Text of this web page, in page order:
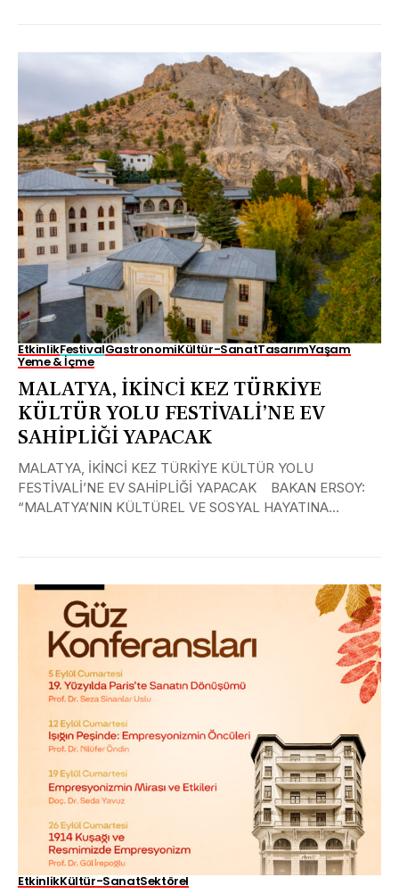
EtkinlikFestivalGastronomiKültür-SanatTasarımYaşam
Yeme & İçme
MALATYA, İKİNCİ KEZ TÜRKİYE
KÜLTÜR YOLU FESTİVALİ’NE EV
SAHİPLİĞİ YAPACAK
MALATYA, İKİNCİ KEZ TÜRKİYE KÜLTÜR YOLU
FESTİVALİ’NE EV SAHİPLİĞİ YAPACAK BAKAN ERSOY:
“MALATYA’NIN KÜLTÜREL VE SOSYAL HAYATINA
EtkinlikKültür-SanatSektörel